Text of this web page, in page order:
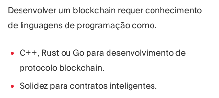
Desenvolver um blockchain requer conhecimento
de linguagens de programação como.
C++, Rust ou Go para desenvolvimento de
protocolo blockchain.
Solidez para contratos inteligentes.